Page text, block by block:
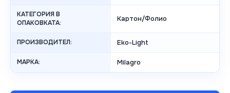
КАТЕГОРИЯ В
ОПАКОВКАТА:
Картон/Фолио
ПРОИЗВОДИТЕЛ: Eko-Light
МАРКА: Milagro